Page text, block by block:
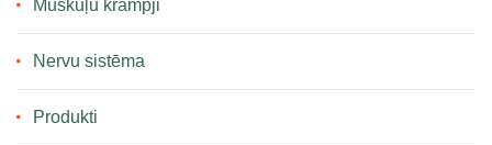
Muskuļu krampji
Nervu sistēma
Produkti